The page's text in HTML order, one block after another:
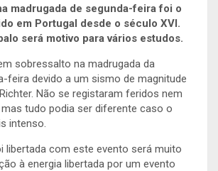
madrugada de segunda-feira foi o
em Portugal desde o século XVI.
será motivo para vários estudos.
sobressalto na madrugada da
feira devido a um sismo de magnitude
Não se registaram feridos nem
tudo podia ser diferente caso o
intenso.
libertada com este evento será muito
à energia libertada por um evento